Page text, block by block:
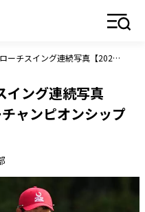
西郷真央のアプローチスイング連続写真【2021年JLPGAツアーチャンピオンシップリコーカップ】
イング連続写真
ャンピオンシップ